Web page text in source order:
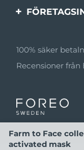
Affiliate-
Återförsäljare
100% säker
Recensioner från
Farm to Face
activated mask